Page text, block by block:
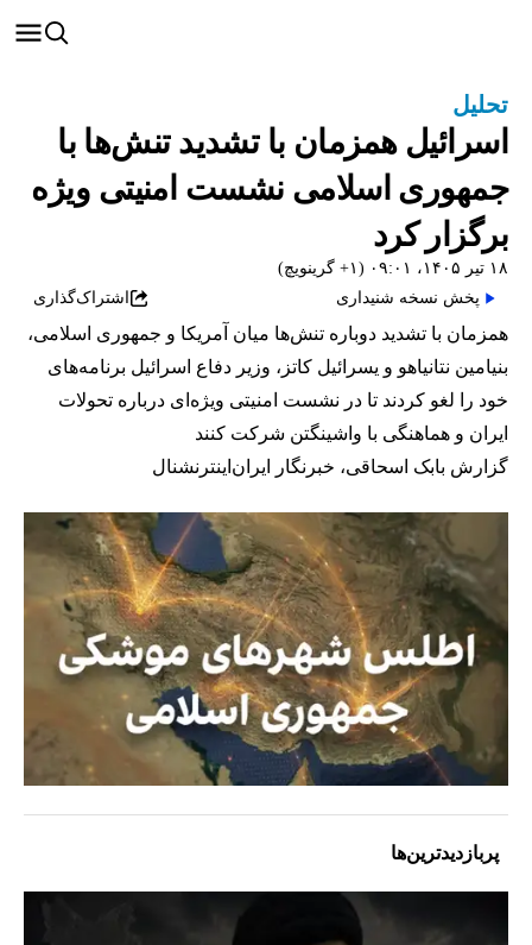
تحلیل
اسرائیل همزمان با تشدید تنش‌ها با
جمهوری اسلامی نشست امنیتی ویژه
برگزار کرد
۱۸ تیر ۱۴۰۵، ۰۹:۰۱ (‎+۱ گرینویچ)
پخش نسخه شنیداری
اشتراک‌گذاری
همزمان با تشدید دوباره تنش‌ها میان آمریکا و جمهوری اسلامی،
بنیامین نتانیاهو و یسرائیل کاتز، وزیر دفاع اسرائیل برنامه‌های
خود را لغو کردند تا در نشست امنیتی ویژه‌ای درباره تحولات
ایران و هماهنگی با واشینگتن شرکت کنند
گزارش بابک اسحاقی، خبرنگار ایران‌اینترنشنال
پربازدیدترین‌ها